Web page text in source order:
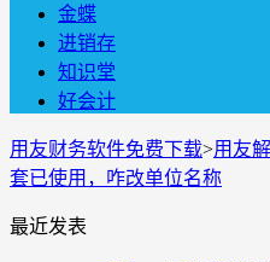
金蝶
进销存
知识堂
好会计
用友财务软件免费下载>用友
套已使用，咋改单位名称
最近发表